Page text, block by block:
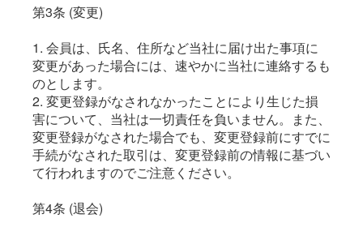
第3条 (変更)
1. 会員は、氏名、住所など当社に届け出た事項に
変更があった場合には、速やかに当社に連絡するも
のとします。
2. 変更登録がなされなかったことにより生じた損
害について、当社は一切責任を負いません。また、
変更登録がなされた場合でも、変更登録前にすでに
手続がなされた取引は、変更登録前の情報に基づい
て行われますのでご注意ください。
第4条 (退会)